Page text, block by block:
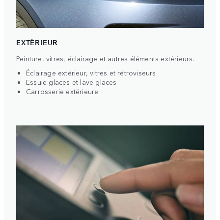
EXTÉRIEUR
Peinture, vitres, éclairage et autres éléments extérieurs.
Éclairage extérieur, vitres et rétroviseurs
Essuie-glaces et lave-glaces
Carrosserie extérieure